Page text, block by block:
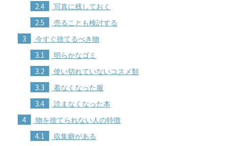
2.4 写真に残しておく
2.5 売ることも検討する
3 今すぐ捨てるべき物
3.1 明らかなゴミ
3.2 使い切れていないコスメ類
3.3 着なくなった服
3.4 読まなくなった本
4 物を捨てられない人の特徴
4.1 収集癖がある